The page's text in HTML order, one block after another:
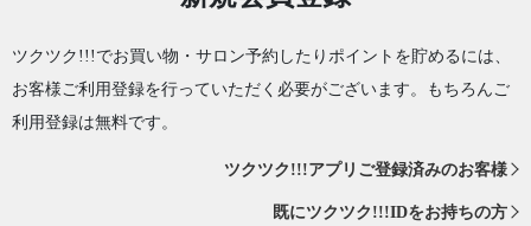
ツクツク!!!でお買い物・サロン予約したりポイントを貯めるには、
お客様ご利用登録を行っていただく必要がございます。もちろんご
利用登録は無料です。
ツクツク!!!アプリご登録済みのお客様
既にツクツク!!!IDをお持ちの方